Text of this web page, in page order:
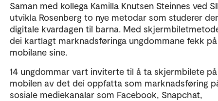
Saman med kollega Kamilla Knutsen Steinnes ved
utvikla Rosenberg to nye metodar som studerer
digitale kvardagen til barna. Med
dei kartlagt marknadsføringa ungdommane fekk på
mobilane sine.
14 ungdommar vart inviterte til å ta skjermbilete på
mobilen av det dei oppfatta som marknadsføring
sosiale mediekanalar som Facebook, Snapchat,